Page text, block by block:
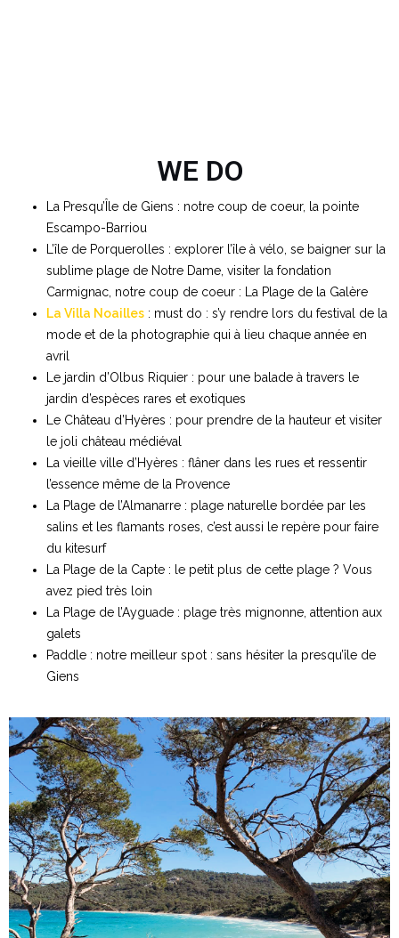
WE DO
La Presqu’Île de Giens : notre coup de coeur, la pointe
Escampo-Barriou
L’île de Porquerolles : explorer l’île à vélo, se baigner sur la
sublime plage de Notre Dame, visiter la fondation
Carmignac, notre coup de coeur : La Plage de la Galère
La Villa Noailles : must do : s’y rendre lors du festival de la
mode et de la photographie qui à lieu chaque année en
avril
Le jardin d’Olbus Riquier : pour une balade à travers le
jardin d’espèces rares et exotiques
Le Château d’Hyères : pour prendre de la hauteur et visiter
le joli château médiéval
La vieille ville d’Hyères : flâner dans les rues et ressentir
l’essence même de la Provence
La Plage de l’Almanarre : plage naturelle bordée par les
salins et les flamants roses, c’est aussi le repère pour faire
du kitesurf
La Plage de la Capte : le petit plus de cette plage ? Vous
avez pied très loin
La Plage de l’Ayguade : plage très mignonne, attention aux
galets
Paddle : notre meilleur spot : sans hésiter la presqu’île de
Giens